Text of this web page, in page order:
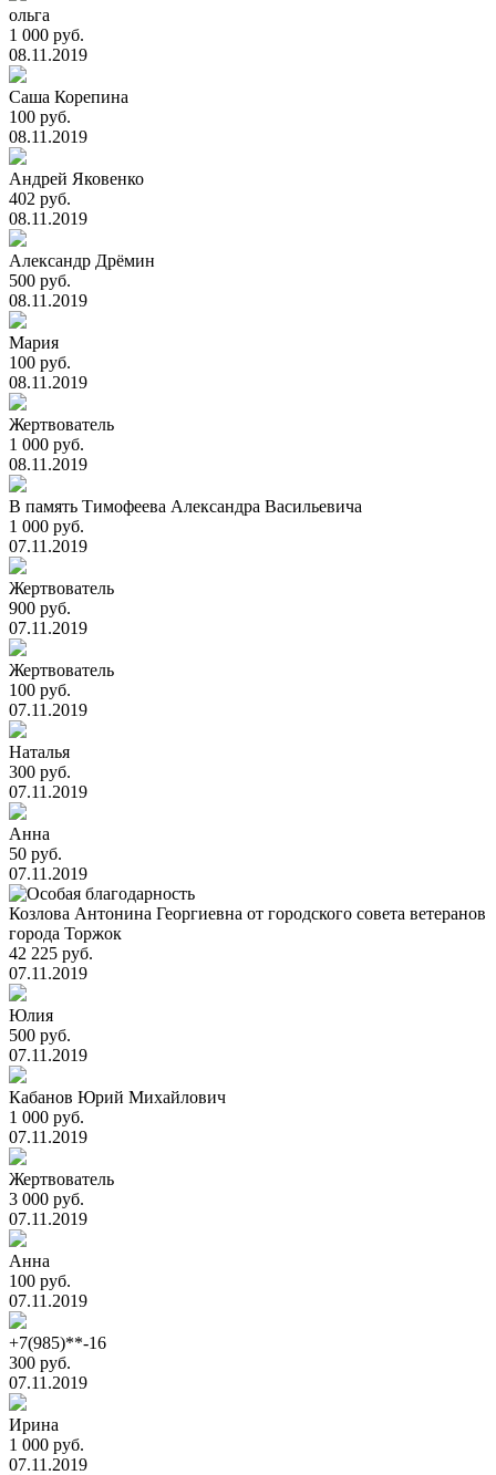
ольга
1 000 руб.
08.11.2019
Саша Корепина
100 руб.
08.11.2019
Андрей Яковенко
402 руб.
08.11.2019
Александр Дрёмин
500 руб.
08.11.2019
Мария
100 руб.
08.11.2019
Жертвователь
1 000 руб.
08.11.2019
В память Тимофеева Александра Васильевича
1 000 руб.
07.11.2019
Жертвователь
900 руб.
07.11.2019
Жертвователь
100 руб.
07.11.2019
Наталья
300 руб.
07.11.2019
Анна
50 руб.
07.11.2019
Козлова Антонина Георгиевна от городского совета ветеранов
города Торжок
42 225 руб.
07.11.2019
Юлия
500 руб.
07.11.2019
Кабанов Юрий Михайлович
1 000 руб.
07.11.2019
Жертвователь
3 000 руб.
07.11.2019
Анна
100 руб.
07.11.2019
+7(985)**-16
300 руб.
07.11.2019
Ирина
1 000 руб.
07.11.2019